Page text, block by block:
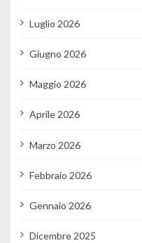
Luglio 2026
Giugno 2026
Maggio 2026
Aprile 2026
Marzo 2026
Febbraio 2026
Gennaio 2026
Dicembre 2025